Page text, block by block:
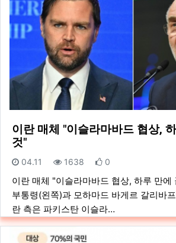
이란 매체 "이슬라마바드 협상,
것"
등록일
04.11 조회
1638 추천
0
이란 매체 "이슬라마바드 협상, 하루 만에
부통령(왼쪽)과 모하마드 바게르 갈리바
란 측은 파키스탄 이슬라…